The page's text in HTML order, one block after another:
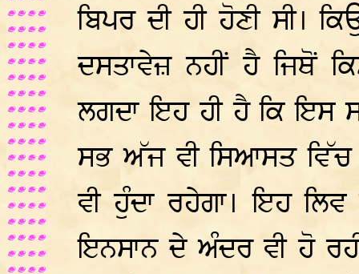
ਬਿਪਰ ਦੀ ਹੀ ਹੋਣੀ ਸੀ।
ਦਸਤਾਵੇਜ਼ ਨਹੀਂ ਹੈ ਜਿਥੋਂ
ਲਗਦਾ ਇਹ ਹੀ ਹੈ ਕਿ ਇਸ
ਸਭ ਅੱਜ ਵੀ ਸਿਆਸਤ
ਵੀ ਹੁੰਦਾ ਰਹੇਗਾ। ਇਹ
ਇਨਸਾਨ ਦੇ ਅੰਦਰ ਵੀ ਹੋ